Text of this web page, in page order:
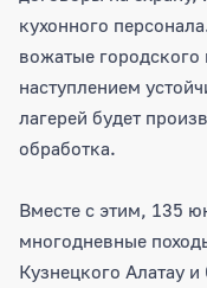
кухонного
вожатые городского
наступлением
лагерей будет
обработка.
Вместе с этим, 135
многодневные
Кузнецкого Алатау